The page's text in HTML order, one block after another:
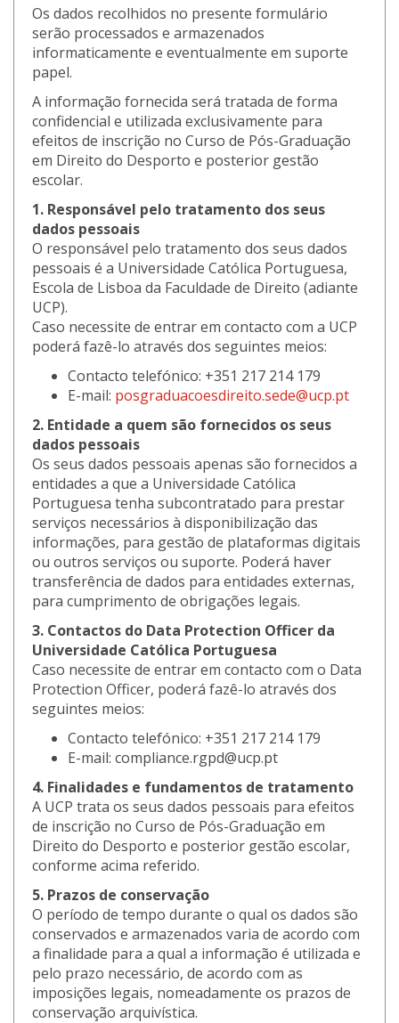
Os dados recolhidos no presente formulário
serão processados e armazenados
informaticamente e eventualmente em suporte
papel.
A informação fornecida será tratada de forma
confidencial e utilizada exclusivamente para
efeitos de inscrição no Curso de Pós-Graduação
em Direito do Desporto e posterior gestão
escolar.
1. Responsável pelo tratamento dos seus
dados pessoais
O responsável pelo tratamento dos seus dados
pessoais é a Universidade Católica Portuguesa,
Escola de Lisboa da Faculdade de Direito (adiante
UCP).
Caso necessite de entrar em contacto com a UCP
poderá fazê-lo através dos seguintes meios:
Contacto telefónico: +351 217 214 179
E-mail: posgraduacoesdireito.sede@ucp.pt
2. Entidade a quem são fornecidos os seus
dados pessoais
Os seus dados pessoais apenas são fornecidos a
entidades a que a Universidade Católica
Portuguesa tenha subcontratado para prestar
serviços necessários à disponibilização das
informações, para gestão de plataformas digitais
ou outros serviços ou suporte. Poderá haver
transferência de dados para entidades externas,
para cumprimento de obrigações legais.
3. Contactos do Data Protection Officer da
Universidade Católica Portuguesa
Caso necessite de entrar em contacto com o Data
Protection Officer, poderá fazê-lo através dos
seguintes meios:
Contacto telefónico: +351 217 214 179
E-mail: compliance.rgpd@ucp.pt
4. Finalidades e fundamentos de tratamento
A UCP trata os seus dados pessoais para efeitos
de inscrição no Curso de Pós-Graduação em
Direito do Desporto e posterior gestão escolar,
conforme acima referido.
5. Prazos de conservação
O período de tempo durante o qual os dados são
conservados e armazenados varia de acordo com
a finalidade para a qual a informação é utilizada e
pelo prazo necessário, de acordo com as
imposições legais, nomeadamente os prazos de
conservação arquivística.